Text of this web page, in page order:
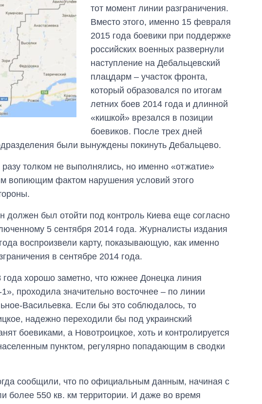
тот момент линии разграничения.
Вместо этого, именно 15 февраля
2015 года боевики при поддержке
российских военных развернули
наступление на Дебальцевский
плацдарм – участок фронта,
который образовался по итогам
летних боев 2014 года и длинной
«кишкой» врезался в позиции
боевиков. После трех дней
были вынуждены покинуть Дебальцево.
толком не выполнялись, но именно «отжатие»
вопиющим фактом нарушения условий этого
должен был отойти под контроль Киева еще согласно
5 сентября 2014 года. Журналисты издания
воспроизвели карту, показывающую, как именно
в сентябре 2014 года.
хорошо заметно, что южнее Донецка линия
проходила значительно восточнее – по линии
Васильевка. Если бы это соблюдалось, то
надежно переходили бы под украинский
боевиками, а Новотроицкое, хоть и контролируется
пунктом, регулярно попадающим в сводки
сообщили, что по официальным данным, начиная с
более 550 кв. км территории. И даже во время